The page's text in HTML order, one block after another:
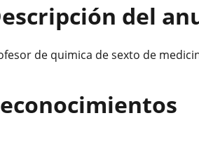
del
de quimica de sexto de